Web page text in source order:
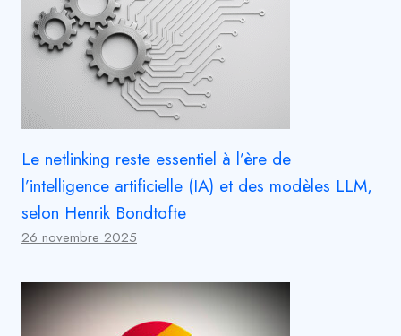
Le netlinking reste essentiel à l’ère de
l’intelligence artificielle (IA) et des modèles LLM,
selon Henrik Bondtofte
26 novembre 2025